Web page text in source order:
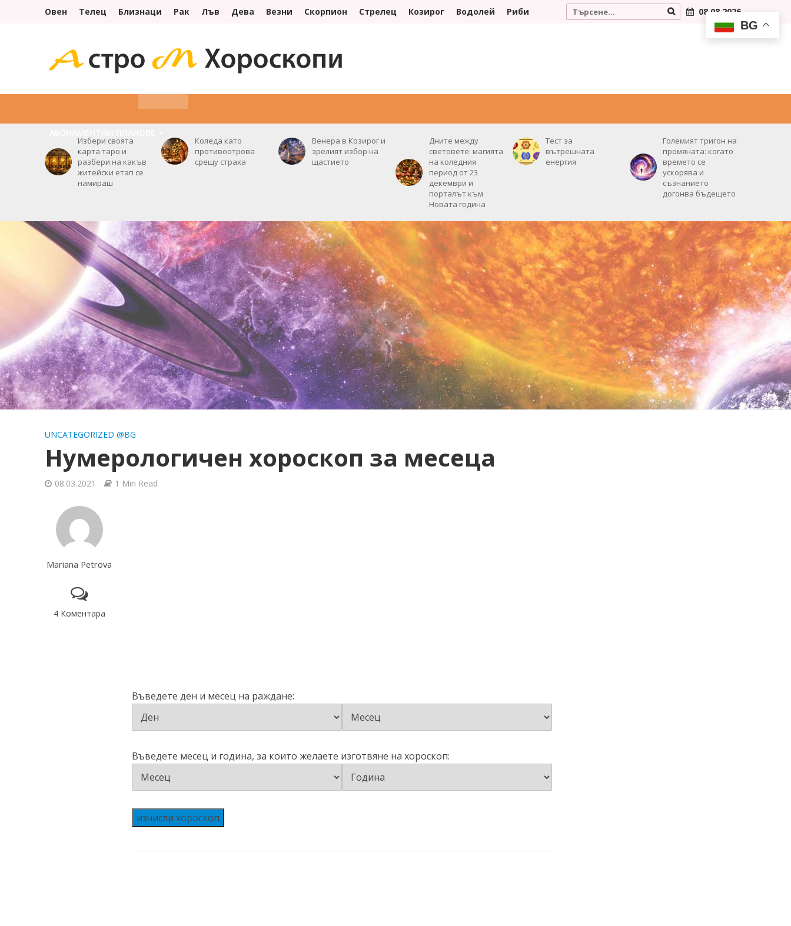
Овен Телец Близнаци Рак Лъв Дева Везни Скорпион Стрелец Козирог Водолей Риби 08.08.2026
Избери своята
карта таро и
разбери на какъв
житейски етап се
намираш
Коледа като
противоотрова
срещу страха
Венера в Козирог и
зрелият избор на
щастието
Дните между
световете: магията
на коледния
период от 23
декември и
порталът към
Новата година
Тест за
вътрешната
енергия
Големият тригон на
промяната: когато
времето се
ускорява и
съзнанието
догонва бъдещето
UNCATEGORIZED @BG
Нумерологичен хороскоп за месеца
08.03.2021 1 Min Read
Mariana Petrova
4 Коментара
Въведете ден и месец на раждане:
Въведете месец и година, за които желаете изготвяне на хороскоп:
изчисли хороскоп
BG